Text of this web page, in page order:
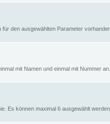
den ausgewählten Parameter
mit Namen und einmal mit Nummer an.
Es können maximal 6 ausgewählt werden.